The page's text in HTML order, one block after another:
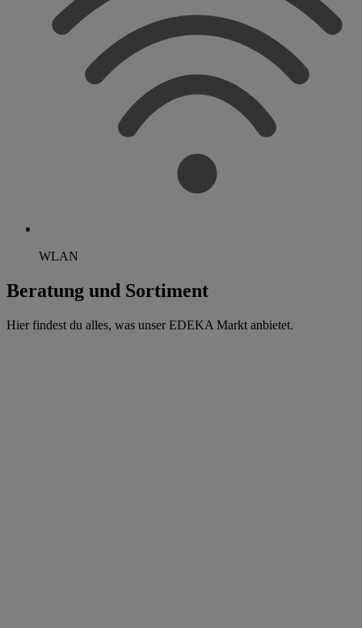
WLAN
Beratung und Sortiment
Hier findest du alles, was unser EDEKA Markt anbietet.